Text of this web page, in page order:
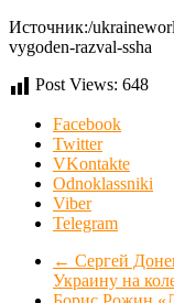
Источник:/
vygoden-razval-ssha
Post Views: 648
Facebook
Twitter
VKontakte
Odnoklassniki
Viber
Telegram
← Сергей
Украину на